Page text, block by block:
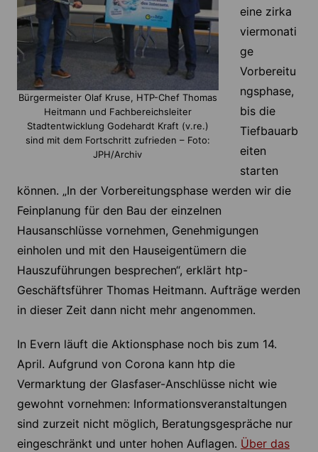
Bürgermeister Olaf Kruse, HTP-Chef Thomas
Heitmann und Fachbereichsleiter
Stadtentwicklung Godehardt Kraft (v.re.)
sind mit dem Fortschritt zufrieden – Foto:
JPH/Archiv
eine zirka
viermonati
ge
Vorbereitu
ngsphase,
bis die
Tiefbauarb
eiten
starten
können. „In der Vorbereitungsphase werden wir die
Feinplanung für den Bau der einzelnen
Hausanschlüsse vornehmen, Genehmigungen
einholen und mit den Hauseigentümern die
Hauszuführungen besprechen“, erklärt htp-
Geschäftsführer Thomas Heitmann. Aufträge werden
in dieser Zeit dann nicht mehr angenommen.
In Evern läuft die Aktionsphase noch bis zum 14.
April. Aufgrund von Corona kann htp die
Vermarktung der Glasfaser-Anschlüsse nicht wie
gewohnt vornehmen: Informationsveranstaltungen
sind zurzeit nicht möglich, Beratungsgespräche nur
eingeschränkt und unter hohen Auflagen. Über das